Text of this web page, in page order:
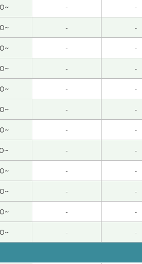
好、我真的太开心了。 希望你能一
中、多多少少都會有這樣提不起勁
开心！跟您聊天总是很轻松、很有
就好。 希望以后你们能有更多一起出
。我也很开心和您一起学习。您要
久不见了 我祝愿你女儿能顺利通过公
累了疲劳、再加上荷尔蒙失调的影响
您提供好的建议。 我也想找点好玩
。 去加拿大我会开车注意安全的。 谢
了一个在以前上课时间段容易犯困的
- -
- -
- -
- -
- -
- -
- -
- -
- -
- -
- -
- -